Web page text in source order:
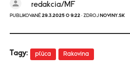
redakcia/MF
PUBLIKOVANÉ 29.3.2025 O 9:22 · ZDROJ NOVINY.SK
Tagy: pľúca Rakovina